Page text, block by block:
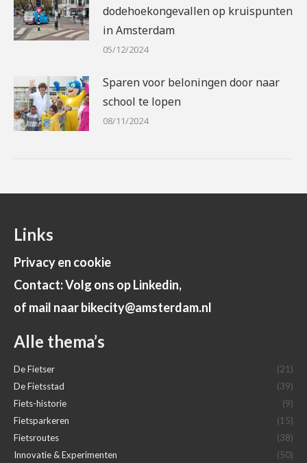
dodehoekongevallen op kruispunten
in Amsterdam
05/12/2024
Sparen voor beloningen door naar
school te lopen
08/11/2024
Links
Privacy en cookie
Contact: Volg ons op Linkedin,
of mail naar bikecity@amsterdam.nl
Alle thema’s
De Fietser
(21)
De Fietsstad
(39)
Fiets-historie
(9)
Fietsparkeren
(15)
Fietsroutes
(38)
Innovatie & Experimenten
(50)